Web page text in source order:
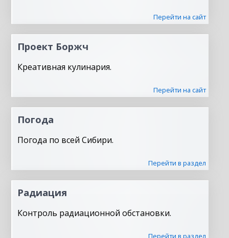
Перейти на сайт
Проект Боржч
Креативная кулинария.
Перейти на сайт
Погода
Погода по всей Сибири.
Перейти в раздел
Радиация
Контроль радиационной обстановки.
Перейти в раздел